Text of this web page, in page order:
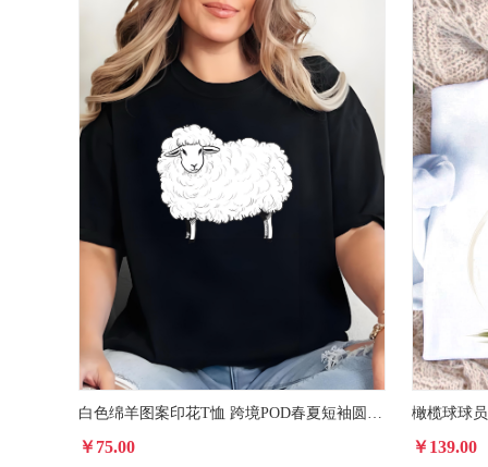
白色绵羊图案印花T恤 跨境POD春夏短袖圆领休闲上衣 男女款
￥75.00 ￥139.00